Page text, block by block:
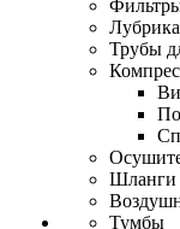
Трубы
Шланги
Тумбы